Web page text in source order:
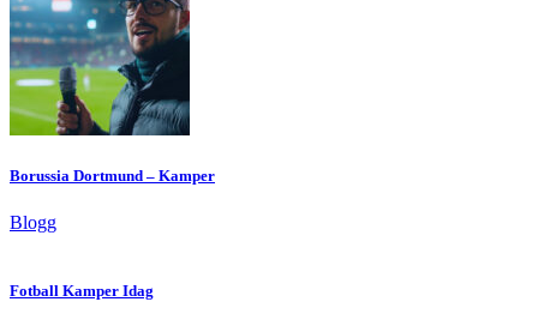
Borussia Dortmund – Kamper
Blogg
Fotball Kamper Idag